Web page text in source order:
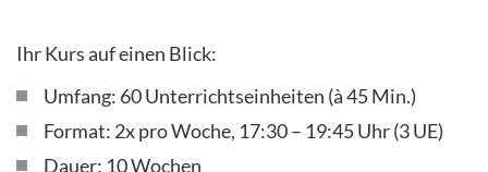
Ihr Kurs auf einen Blick:
Umfang: 60 Unterrichtseinheiten (à 45 Min.)
Format: 2x pro Woche, 17:30 – 19:45 Uhr (3 UE)
Dauer: 10 Wochen